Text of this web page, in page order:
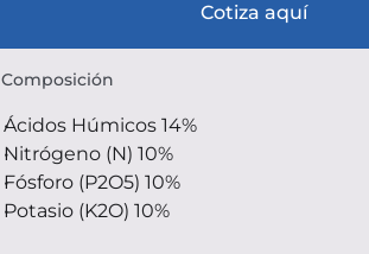
Cotiza aquí
Composición
Ácidos Húmicos 14%
Nitrógeno (N) 10%
Fósforo (P2O5) 10%
Potasio (K2O) 10%